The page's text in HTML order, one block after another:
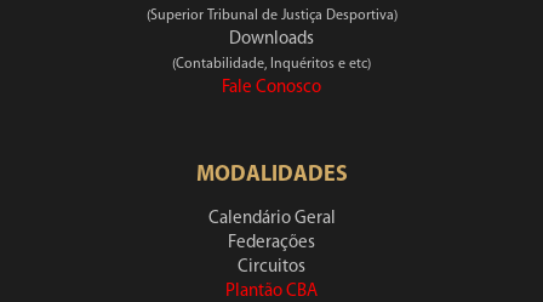
(Superior Tribunal de Justiça Desportiva)
Downloads
(Contabilidade, Inquéritos e etc)
Fale Conosco
MODALIDADES
Calendário Geral
Federações
Circuitos
Plantão CBA